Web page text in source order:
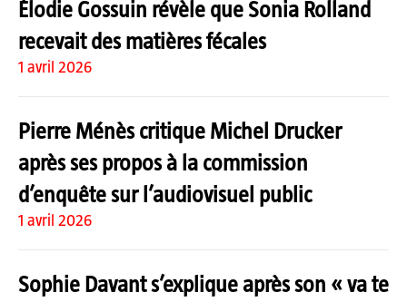
Élodie Gossuin révèle que Sonia Rolland
recevait des matières fécales
1 avril 2026
Pierre Ménès critique Michel Drucker
après ses propos à la commission
d’enquête sur l’audiovisuel public
1 avril 2026
Sophie Davant s’explique après son « va te